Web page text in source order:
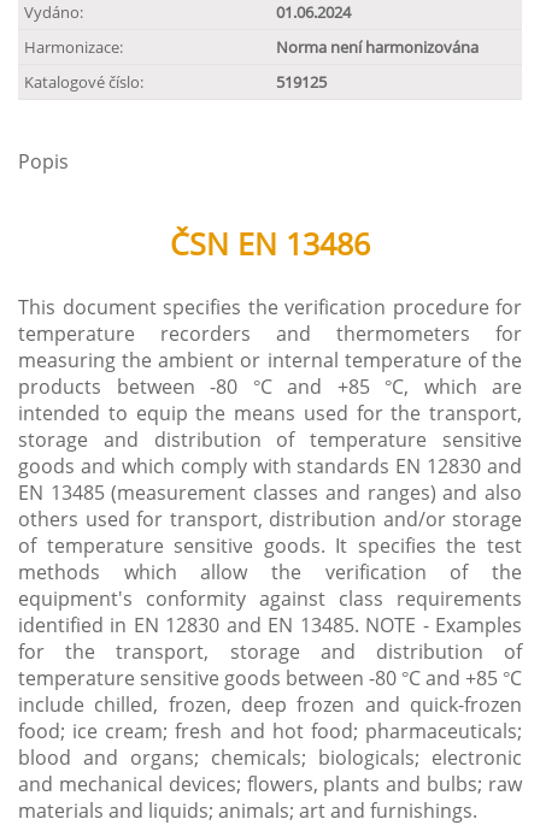
Vydáno:
01.06.2024
Harmonizace:
Norma není harmonizována
Katalogové číslo:
519125
Popis
ČSN EN 13486
This document specifies the verification procedure for
temperature recorders and thermometers for
measuring the ambient or internal temperature of the
products between -80 °C and +85 °C, which are
intended to equip the means used for the transport,
storage and distribution of temperature sensitive
goods and which comply with standards EN 12830 and
EN 13485 (measurement classes and ranges) and also
others used for transport, distribution and/or storage
of temperature sensitive goods. It specifies the test
methods which allow the verification of the
equipment's conformity against class requirements
identified in EN 12830 and EN 13485. NOTE - Examples
for the transport, storage and distribution of
temperature sensitive goods between -80 °C and +85 °C
include chilled, frozen, deep frozen and quick-frozen
food; ice cream; fresh and hot food; pharmaceuticals;
blood and organs; chemicals; biologicals; electronic
and mechanical devices; flowers, plants and bulbs; raw
materials and liquids; animals; art and furnishings.